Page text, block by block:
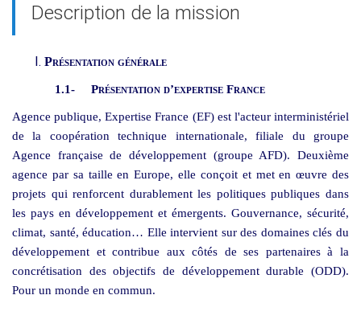
Description de la mission
Présentation générale
1.1-
Présentation d’expertise France
Agence publique, Expertise France (EF) est l'acteur interministériel
de la coopération technique internationale, filiale du groupe
Agence française de développement (groupe AFD). Deuxième
agence par sa taille en Europe, elle conçoit et met en œuvre des
projets qui renforcent durablement les politiques publiques dans
les pays en développement et émergents. Gouvernance, sécurité,
climat, santé, éducation… Elle intervient sur des domaines clés du
développement et contribue aux côtés de ses partenaires à la
concrétisation des objectifs de développement durable (ODD).
Pour un monde en commun.